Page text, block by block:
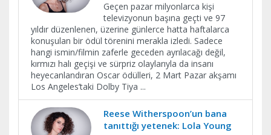
Geçen pazar milyonlarca kişi
televizyonun başına geçti ve 97
yıldır düzenlenen, üzerine günlerce hatta haftalarca
konuşulan bir ödül törenini merakla izledi. Sadece
hangi ismin/filmin zaferle geceden ayrılacağı değil,
kırmızı halı geçişi ve sürpriz olaylarıyla da insanı
heyecanlandıran Oscar ödülleri, 2 Mart Pazar akşamı
Los Angeles’taki Dolby Tiya ...
Reese Witherspoon’un bana
tanıttığı yetenek: Lola Young